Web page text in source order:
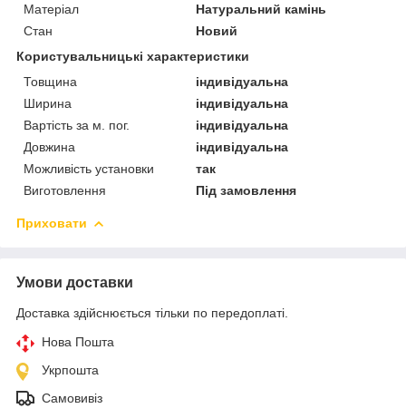
Матеріал
Натуральний камінь
Стан
Новий
Користувальницькі характеристики
Товщина
індивідуальна
Ширина
індивідуальна
Вартість за м. пог.
індивідуальна
Довжина
індивідуальна
Можливість установки
так
Виготовлення
Під замовлення
Приховати
Умови доставки
Доставка здійснюється тільки по передоплаті.
Нова Пошта
Укрпошта
Самовивіз